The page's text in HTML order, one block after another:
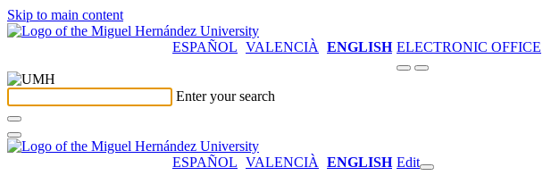
Skip to main content
ESPAÑOL VALENCIÀ ENGLISH ELECTRONIC OFFICE
Enter your search
ESPAÑOL VALENCIÀ ENGLISH Edit